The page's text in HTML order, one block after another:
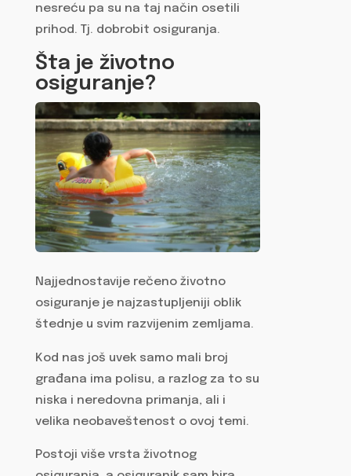
nesreću pa su na taj način osetili
prihod. Tj. dobrobit osiguranja.
Šta je životno
osiguranje?
Najjednostavije rečeno životno
osiguranje je najzastupljeniji oblik
štednje u svim razvijenim zemljama.
Kod nas još uvek samo mali broj
građana ima polisu, a razlog za to su
niska i neredovna primanja, ali i
velika neobaveštenost o ovoj temi.
Postoji više vrsta životnog